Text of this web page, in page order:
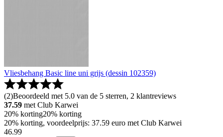
Vliesbehang Basic line uni grijs (dessin 102359)
(2)Beoordeeld met 5.0 van de 5 sterren, 2 klantreviews
37.59 met Club Karwei
20% korting20% korting
20% korting, voordeelprijs: 37.59 euro met Club Karwei
46.99